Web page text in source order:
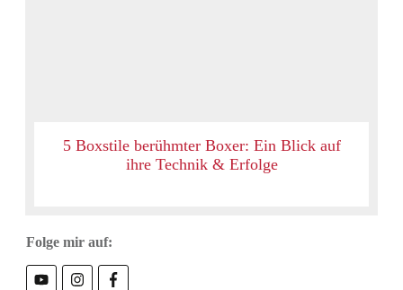
5 Boxstile berühmter Boxer: Ein Blick auf
ihre Technik & Erfolge
Folge mir auf: